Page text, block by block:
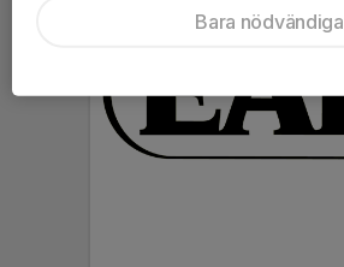
Bara nödvändiga